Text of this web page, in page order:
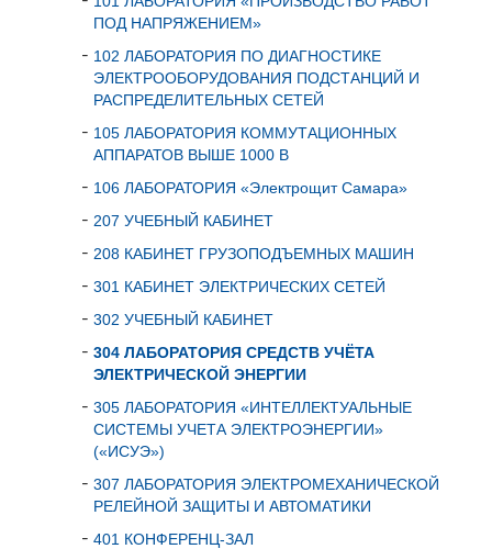
ПОД НАПРЯЖЕНИЕМ»
102 ЛАБОРАТОРИЯ ПО ДИАГНОСТИКЕ
ЭЛЕКТРООБОРУДОВАНИЯ ПОДСТАНЦИЙ И
РАСПРЕДЕЛИТЕЛЬНЫХ СЕТЕЙ
105 ЛАБОРАТОРИЯ КОММУТАЦИОННЫХ
АППАРАТОВ ВЫШЕ 1000 В
106 ЛАБОРАТОРИЯ «Электрощит Самара»
207 УЧЕБНЫЙ КАБИНЕТ
208 КАБИНЕТ ГРУЗОПОДЪЕМНЫХ МАШИН
301 КАБИНЕТ ЭЛЕКТРИЧЕСКИХ СЕТЕЙ
302 УЧЕБНЫЙ КАБИНЕТ
304 ЛАБОРАТОРИЯ СРЕДСТВ УЧЁТА
ЭЛЕКТРИЧЕСКОЙ ЭНЕРГИИ
305 ЛАБОРАТОРИЯ «ИНТЕЛЛЕКТУАЛЬНЫЕ
СИСТЕМЫ УЧЕТА ЭЛЕКТРОЭНЕРГИИ»
(«ИСУЭ»)
307 ЛАБОРАТОРИЯ ЭЛЕКТРОМЕХАНИЧЕСКОЙ
РЕЛЕЙНОЙ ЗАЩИТЫ И АВТОМАТИКИ
401 КОНФЕРЕНЦ-ЗАЛ